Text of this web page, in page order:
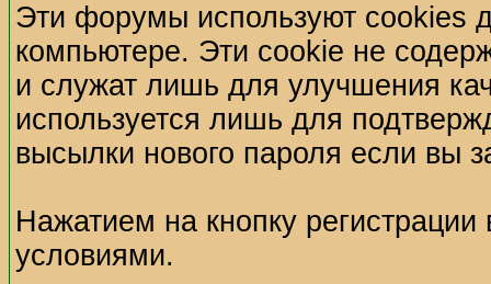
Эти форумы используют cookies
компьютере. Эти cookie не
и служат лишь для улучшения
используется лишь для
высылки нового пароля если вы
Нажатием на кнопку
условиями.